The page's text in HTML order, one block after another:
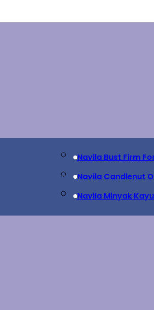
Navila Bust Firm
Navila Candlenut
Navila Minyak